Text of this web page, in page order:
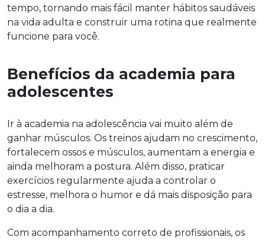
tempo, tornando mais fácil manter hábitos saudáveis
na vida adulta e construir uma rotina que realmente
funcione para você.
Benefícios da academia para
adolescentes
Ir à academia na adolescência vai muito além de
ganhar músculos. Os treinos ajudam no crescimento,
fortalecem ossos e músculos, aumentam a energia e
ainda melhoram a postura. Além disso, praticar
exercícios regularmente ajuda a controlar o
estresse, melhora o humor e dá mais disposição para
o dia a dia.
Com acompanhamento correto de profissionais, os